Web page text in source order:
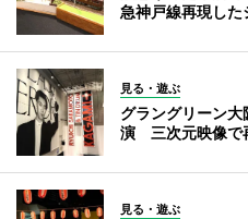
急神戸線再現した
見る・遊ぶ
グラングリーン
演 三次元映像で
見る・遊ぶ